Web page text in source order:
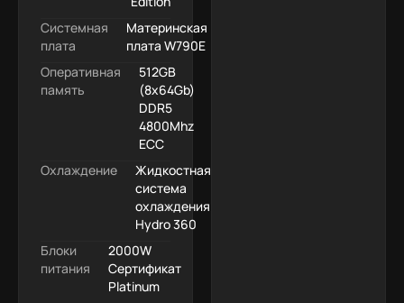
Системная
плата
Материнская
плата W790E
Оперативная
память
512GB
(8x64Gb)
DDR5
4800Mhz
ECC
Охлаждение
Жидкостная
система
охлаждения
Hydro 360
Блоки
питания
2000W
Сертификат
Platinum